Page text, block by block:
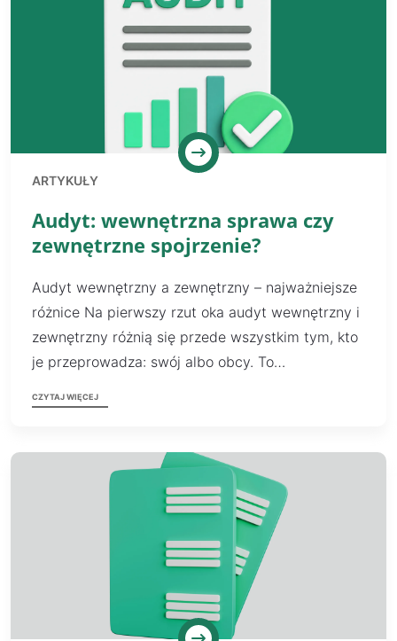
ARTYKUŁY
Audyt: wewnętrzna sprawa czy
zewnętrzne spojrzenie?
Audyt wewnętrzny a zewnętrzny – najważniejsze
różnice Na pierwszy rzut oka audyt wewnętrzny i
zewnętrzny różnią się przede wszystkim tym, kto
je przeprowadza: swój albo obcy. To…
CZYTAJ WIĘCEJ